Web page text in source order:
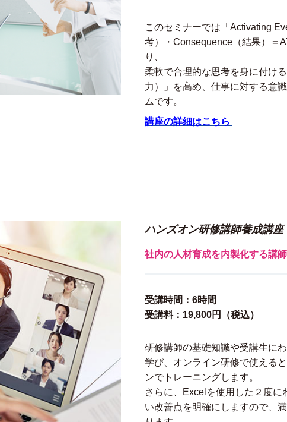
このセミナーでは「Activating
考）・Consequence（結果）＝
り、
柔軟で合理的な思考を身に付け
力）」を高め、仕事に対する意
ムです。
講座の詳細はこちら
ハンズオン研修講師養成講座
社内の人材育成を内製化する講
受講時間：6時間
受講料：19,800円（税込）
研修講師の基礎知識や受講生に
学び、オンライン研修で使える
ンでトレーニングします。
さらに、Excelを使用した２度
い改善点を明確にしますので、